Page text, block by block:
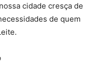
cidade cresça de
de quem